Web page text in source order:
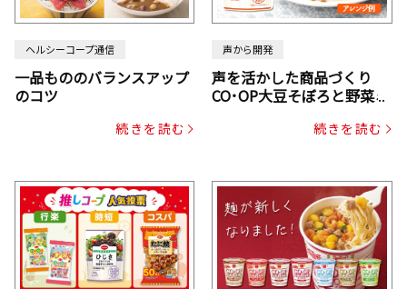
ヘルシーコープ通信
一品もののバランスアップ
のコツ
続きを読む
声から開発
声を活かした商品づくり
CO･OP大豆そぼろと野菜ミ
じん・コーン入り）続きを読む